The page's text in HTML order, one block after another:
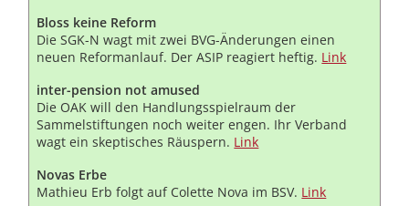
Bloss keine Reform
Die SGK-N wagt mit zwei BVG-Änderungen einen
neuen Reformanlauf. Der ASIP reagiert heftig. Link
inter-pension not amused
Die OAK will den Handlungsspielraum der
Sammelstiftungen noch weiter engen. Ihr Verband
wagt ein skeptisches Räuspern. Link
Novas Erbe
Mathieu Erb folgt auf Colette Nova im BSV. Link